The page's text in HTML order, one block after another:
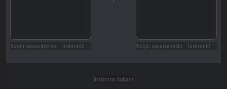
Seçili siparişlerde - İndirimli! Seçili siparişlerde - İndirimli!
İndirim tutarı